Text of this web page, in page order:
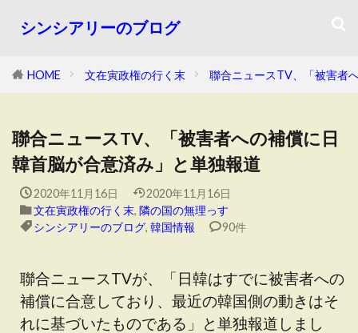
シンシアリーのブログ
HOME 文在寅政権の行く末 聯合ニュースTV、「被害者
聯合ニュースTV、「被害者への補償に日
韓首脳が合意済み」と単独報道
2020年11月16日
2020年11月16日
文在寅政権の行く末, 隣の国の無理っす
シンシアリーのブログ, 韓国情報 90件
聯合ニュースTVが、「日韓はすでに被害者への
補償に合意しており、最近の韓国側の動きはそ
れに基づいたものである」と単独報道しまし